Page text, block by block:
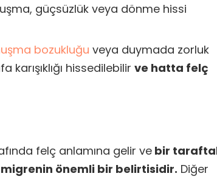
güçsüzlük veya dönme hissi
bozukluğu veya duymada zorluk
karışıklığı hissedilebilir ve hatta felç
felç anlamına gelir ve bir
migrenin önemli bir belirtisidir. Diğer